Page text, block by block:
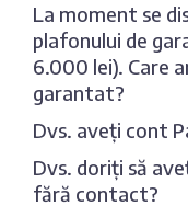
La moment se
plafonului de
6.000 lei). Care
garantat?
Dvs. aveți cont
Dvs. doriți să
fără contact?